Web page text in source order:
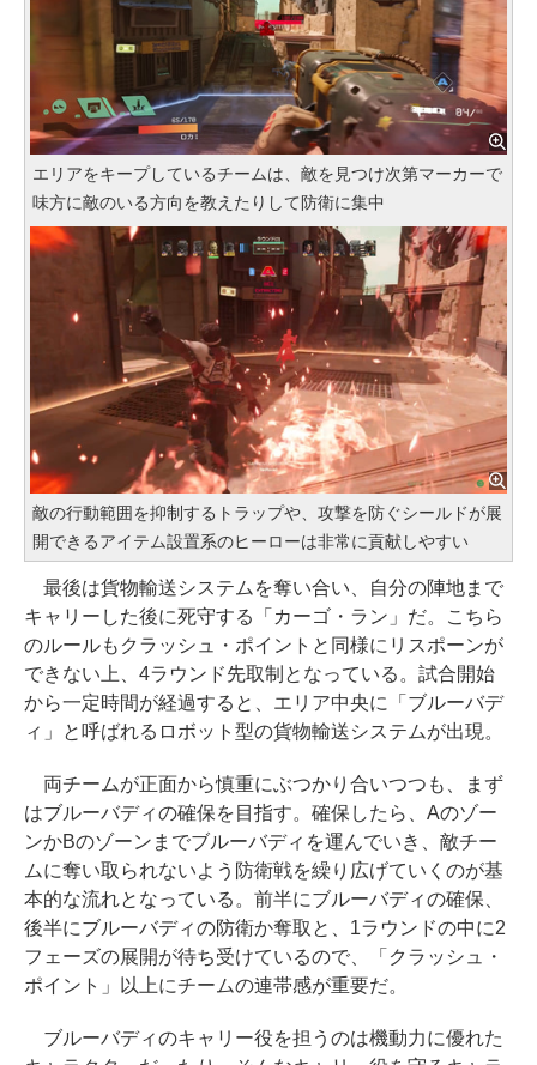
エリアをキープしているチームは、敵を見つけ次第マーカーで
味方に敵のいる方向を教えたりして防衛に集中
敵の行動範囲を抑制するトラップや、攻撃を防ぐシールドが展
開できるアイテム設置系のヒーローは非常に貢献しやすい
最後は貨物輸送システムを奪い合い、自分の陣地まで
キャリーした後に死守する「カーゴ・ラン」だ。こちら
のルールもクラッシュ・ポイントと同様にリスポーンが
できない上、4ラウンド先取制となっている。試合開始
から一定時間が経過すると、エリア中央に「ブルーバデ
ィ」と呼ばれるロボット型の貨物輸送システムが出現。
両チームが正面から慎重にぶつかり合いつつも、まず
はブルーバディの確保を目指す。確保したら、Aのゾー
ンかBのゾーンまでブルーバディを運んでいき、敵チー
ムに奪い取られないよう防衛戦を繰り広げていくのが基
本的な流れとなっている。前半にブルーバディの確保、
後半にブルーバディの防衛か奪取と、1ラウンドの中に2
フェーズの展開が待ち受けているので、「クラッシュ・
ポイント」以上にチームの連帯感が重要だ。
ブルーバディのキャリー役を担うのは機動力に優れた